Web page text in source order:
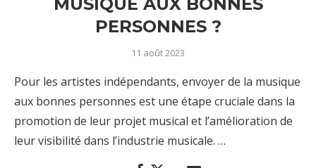
PERSONNES ?
11 août 2023
Pour les artistes indépendants, envoyer de la musique
aux bonnes personnes est une étape cruciale dans la
promotion de leur projet musical et l’amélioration de
leur visibilité dans l’industrie musicale. …